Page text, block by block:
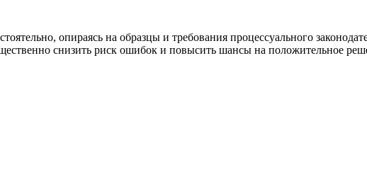
опираясь на образцы и требования процессуального
снизить риск ошибок и повысить шансы на положительное